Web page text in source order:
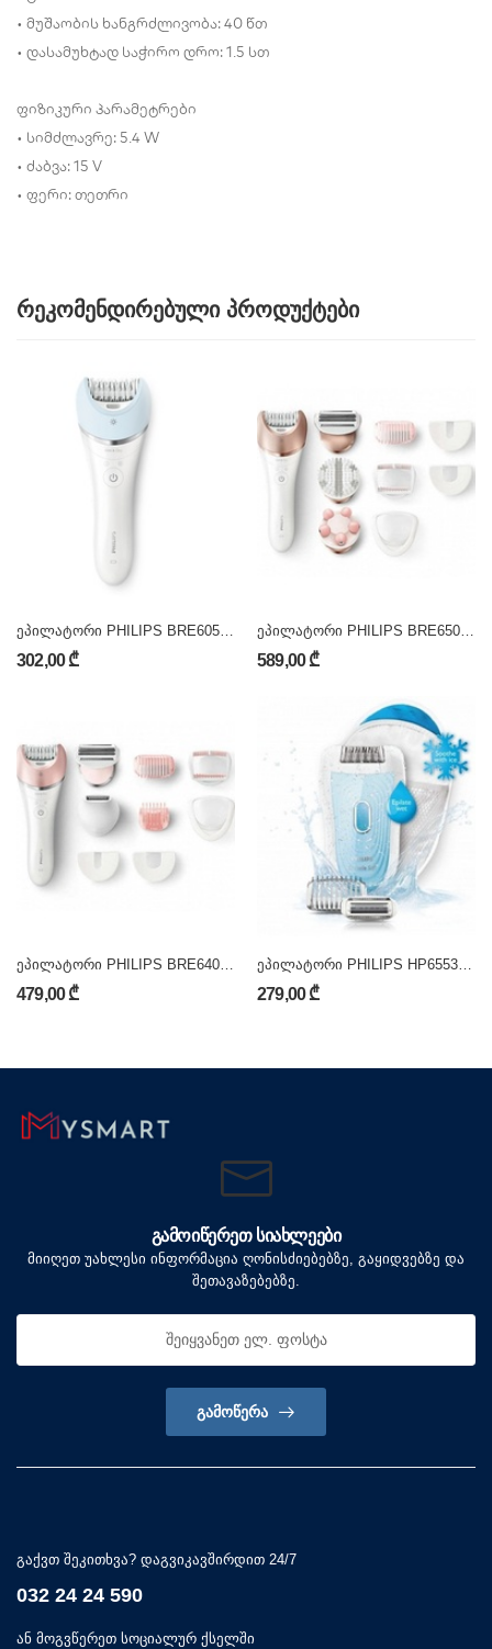
• მუშაობის ხანგრძლივობა: 40 წთ
• დასამუხტად საჭირო დრო: 1.5 სთ
ფიზიკური პარამეტრები
• სიმძლავრე: 5.4 W
• ძაბვა: 15 V
• ფერი: თეთრი
რეკომენდირებული პროდუქტები
ეპილატორი PHILIPS BRE605/00
302,00 ₾
ეპილატორი PHILIPS BRE650/00
589,00 ₾
ეპილატორი PHILIPS BRE640/00
479,00 ₾
ეპილატორი PHILIPS HP6553/00
279,00 ₾
ᲒᲐᲛᲝᲘᲬᲔᲠᲔᲗ ᲡᲘᲐᲮᲚᲔᲔᲑᲘ
მიიღეთ უახლესი ინფორმაცია ღონისძიებებზე, გაყიდვებზე და
შეთავაზებებზე.
ᲒᲐᲛᲝᲬᲔᲠᲐ
გაქვთ შეკითხვა? დაგვიკავშირდით 24/7
032 24 24 590
ან მოგვწერეთ სოციალურ ქსელში